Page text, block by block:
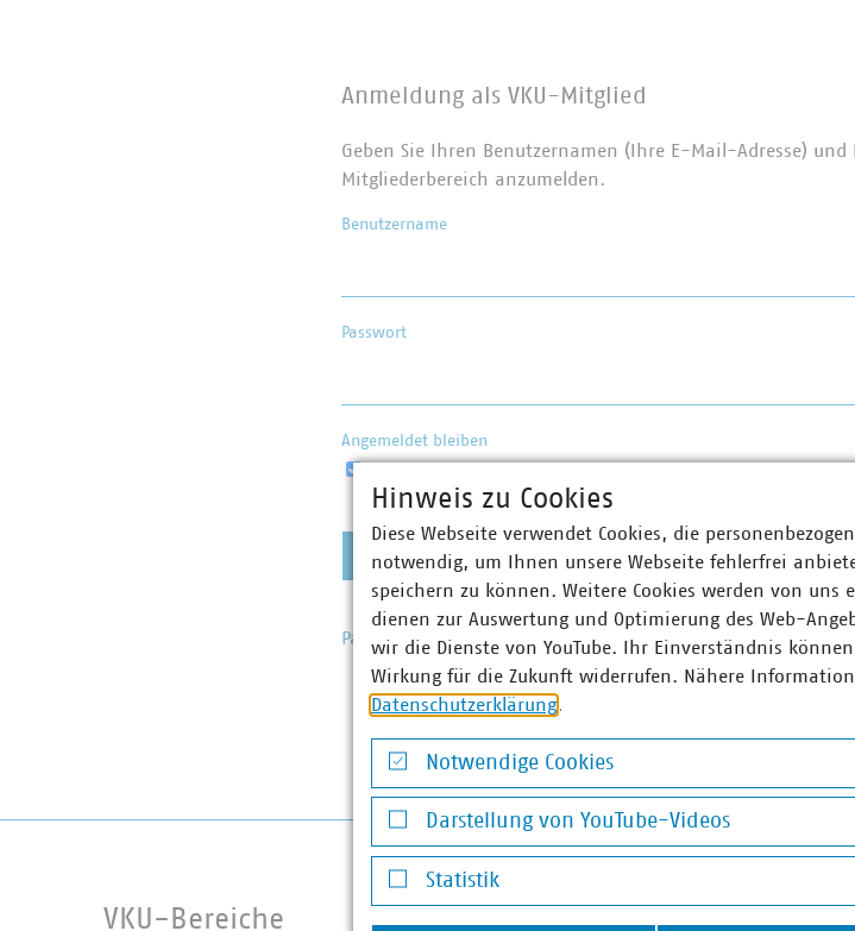
Anmeldung als VKU-Mitglied
Geben Sie Ihren Benutzernamen (Ihre E-Mail-Adresse)
Mitgliederbereich anzumelden.
Benutzername
Passwort
Angemeldet bleiben
Passwort vergessen?
VKU-Bereiche
Hinweis zu Cookies
Diese Webseite verwendet Cookies, die
notwendig, um Ihnen unsere Webseite fehlerfrei
speichern zu können. Weitere Cookies werden von
dienen zur Auswertung und Optimierung des Web-
wir die Dienste von YouTube. Ihr Einverständnis
Wirkung für die Zukunft widerrufen. Nähere
Datenschutzerklärung.
Notwendige Cookies
Notwendige Cookies
Darstellung von YouTube-Videos
Darstellung von YouTube-Videos
Statistik
Statistik